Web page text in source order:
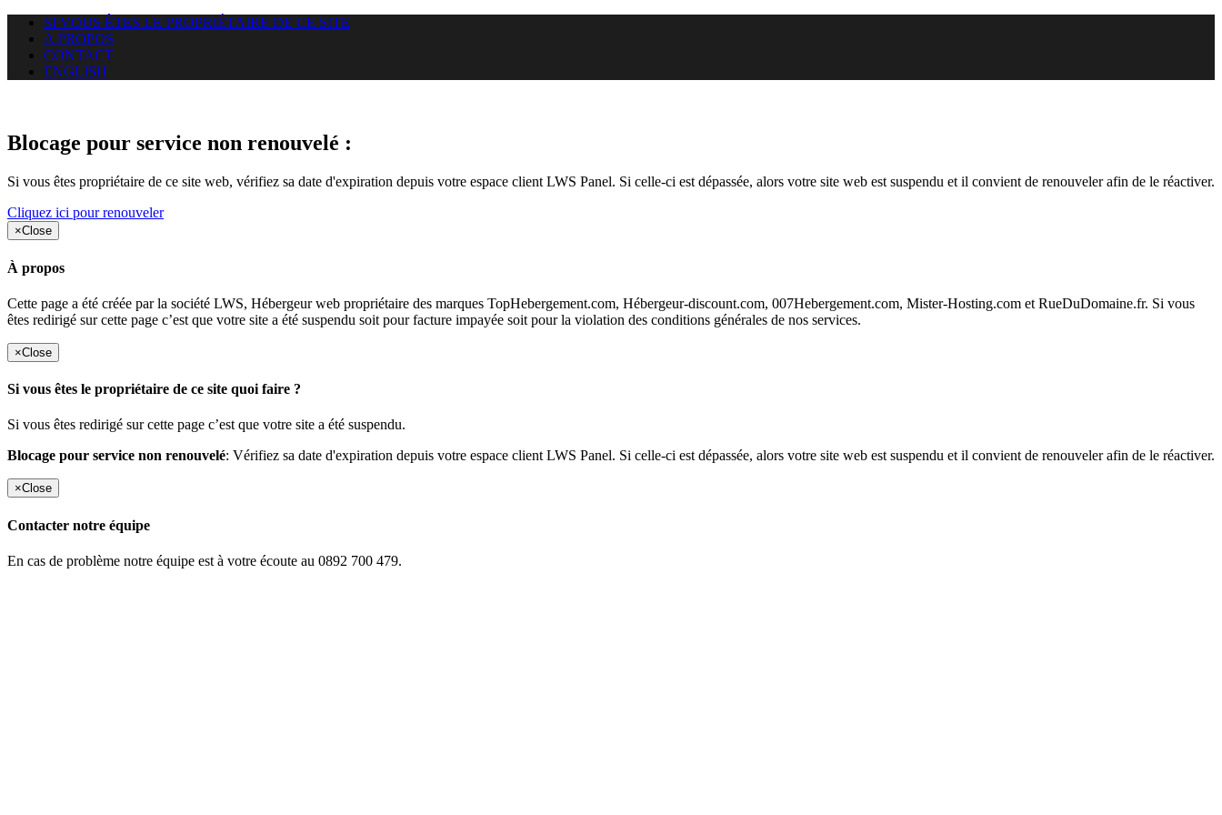
SI VOUS ÊTES LE PROPRIÉTAIRE DE CE SITE
A PROPOS
CONTACT
ENGLISH
Blocage pour service non renouvelé :
Si vous êtes propriétaire de ce site web, vérifiez sa date d'expiration depuis votre espace client LWS Panel. Si celle-ci est dépassée, alors votre site web est suspendu et il convient de renouveler afin de le réactiver.
Cliquez ici pour renouveler
×Close
À propos
Cette page a été créée par la société LWS, Hébergeur web propriétaire des marques TopHebergement.com, Hébergeur-discount.com, 007Hebergement.com, Mister-Hosting.com et RueDuDomaine.fr. Si vous
êtes redirigé sur cette page c’est que votre site a été suspendu soit pour facture impayée soit pour la violation des conditions générales de nos services.
×Close
Si vous êtes le propriétaire de ce site quoi faire ?
Si vous êtes redirigé sur cette page c’est que votre site a été suspendu.
Blocage pour service non renouvelé: Vérifiez sa date d'expiration depuis votre espace client LWS Panel. Si celle-ci est dépassée, alors votre site web est suspendu et il convient de renouveler afin de le réactiver.
×Close
Contacter notre équipe
En cas de problème notre équipe est à votre écoute au 0892 700 479.